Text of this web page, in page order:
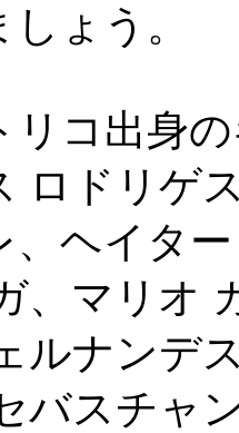
ょう。
リコ出身
ロドリゲ
、ヘイタ
、マリオ
ルナンデ
バスチャ